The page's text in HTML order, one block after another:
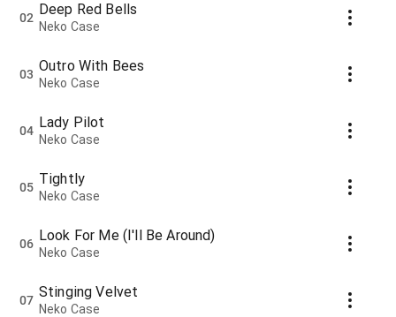
02 Deep Red Bells
Neko Case
03 Outro With Bees
Neko Case
04 Lady Pilot
Neko Case
05 Tightly
Neko Case
06 Look For Me (I'll Be Around)
Neko Case
07 Stinging Velvet
Neko Case